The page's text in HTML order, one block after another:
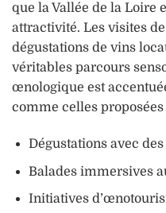
que la Vallée de la Loire
attractivité. Les visites
dégustations de vins
véritables parcours
œnologique est
comme celles
Dégustations avec
Balades immersives
Initiatives